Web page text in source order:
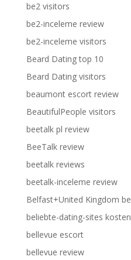
be2 visitors
be2-inceleme review
be2-inceleme visitors
Beard Dating top 10
Beard Dating visitors
beaumont escort review
BeautifulPeople visitors
beetalk pl review
BeeTalk review
beetalk reviews
beetalk-inceleme review
Belfast+United Kingdom
beliebte-dating-sites kosten
bellevue escort
bellevue review